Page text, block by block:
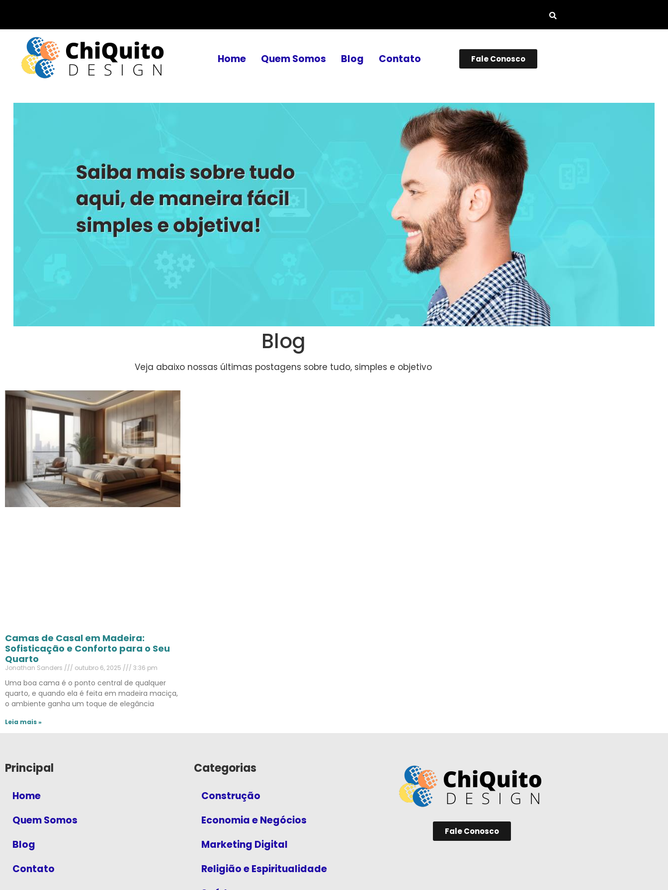
Home Quem Somos Blog Contato Fale Conosco
Blog
Veja abaixo nossas últimas postagens sobre tudo, simples e objetivo
Camas de Casal em Madeira:
Sofisticação e Conforto para o Seu
Quarto
Jonathan Sanders outubro 6, 2025 3:36 pm
Uma boa cama é o ponto central de qualquer
quarto, e quando ela é feita em madeira maciça,
o ambiente ganha um toque de elegância
Leia mais »
Principal
Home
Quem Somos
Blog
Contato
Categorias
Construção
Economia e Negócios
Marketing Digital
Religião e Espiritualidade
Fale Conosco